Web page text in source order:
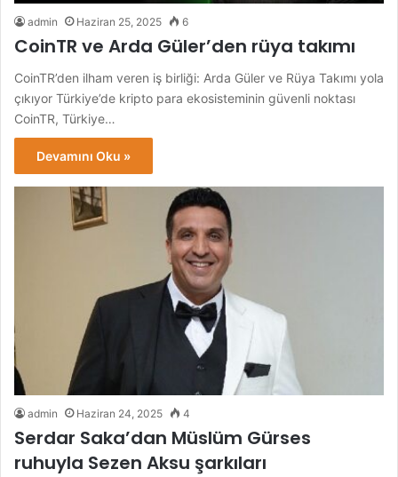
admin Haziran 25, 2025 6
CoinTR ve Arda Güler’den rüya takımı
CoinTR’den ilham veren iş birliği: Arda Güler ve Rüya Takımı yola
çıkıyor Türkiye’de kripto para ekosisteminin güvenli noktası
CoinTR, Türkiye…
Devamını Oku »
admin Haziran 24, 2025 4
Serdar Saka’dan Müslüm Gürses
ruhuyla Sezen Aksu şarkıları